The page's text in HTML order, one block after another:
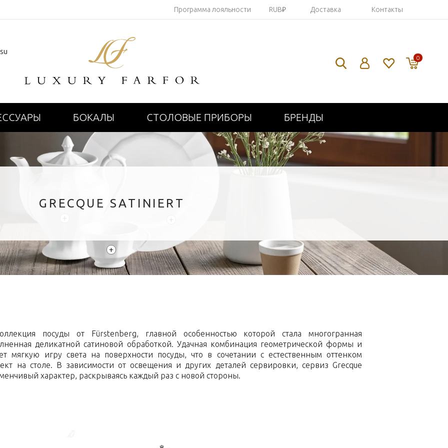
Программа лояльности RUB₽ Доставка Контакты
0
БОКАЛЫ СТОЛОВЫЕ ПРИБОРЫ БРЕНДЫ
+
+
+
GRECQUE SATINIERT
посуды от Fürstenberg, главной особенностью которой стала многогранная
деликатной сатиновой обработкой. Удачная комбинация геометрической формы и
мягкую игру света на поверхности посуды, что в сочетании с естественным оттенком
на столе. В зависимости от освещения и других деталей сервировки, сервиз Grecque
характер, раскрываясь каждый раз с новой стороны.